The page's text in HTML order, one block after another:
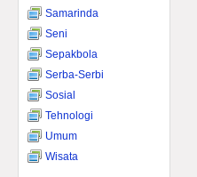
Samarinda
Seni
Sepakbola
Serba-Serbi
Sosial
Tehnologi
Umum
Wisata